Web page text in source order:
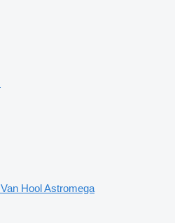
Van Hool Astromega